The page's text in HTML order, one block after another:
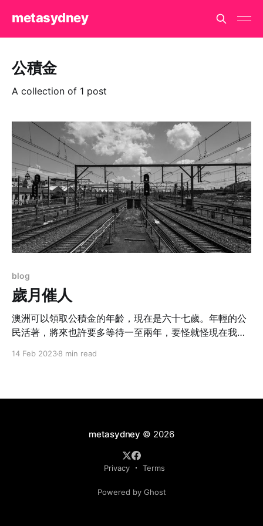
metasydney
公積金
A collection of 1 post
blog
歲月催人
澳洲可以領取公積金的年齡，現在是六十七歲。年輕的公
民活著，將來也許要多等待一至兩年，要怪就怪現在我們
14 Feb 20238 min read
metasydney © 2026
Privacy Terms
Powered by Ghost